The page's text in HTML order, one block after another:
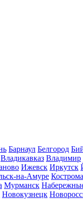
Барнаул Белгород
Владикавказ Владимир
Ижевск Иркутск
на-Амуре Кострома
Мурманск
Новокузнецк